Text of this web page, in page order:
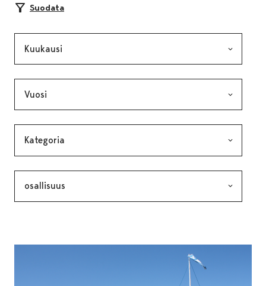
Suodata